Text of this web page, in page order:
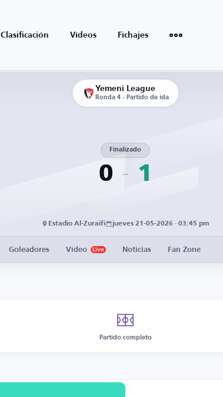
Clasificación Vídeos Fichajes
Yemeni League
Ronda 4 - Partido de ida
0
Finalizado
1
Estadio Al-Zuraifi jueves 21-05-2026 · 03:45 pm
Goleadores Vídeo Live Noticias Fan Zone
Partido completo